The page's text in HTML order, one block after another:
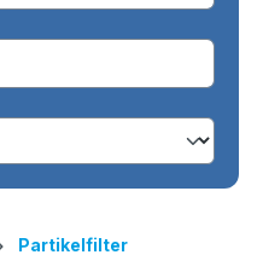
Partikelfilter